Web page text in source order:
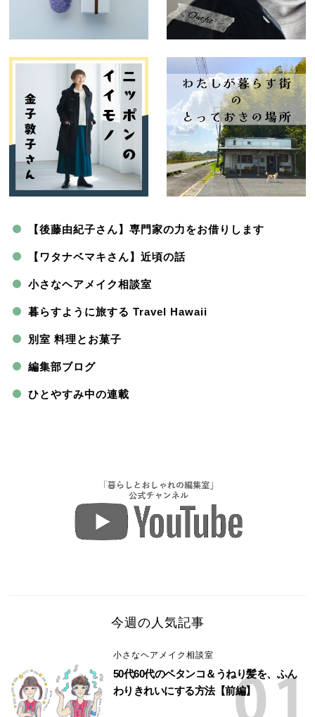
【後藤由紀子さん】専門家の力をお借りします
【ワタナベマキさん】近頃の話
小さなヘアメイク相談室
暮らすように旅する Travel Hawaii
別室 料理とお菓子
編集部ブログ
ひとやすみ中の連載
今週の人気記事
小さなヘアメイク相談室
50代60代のペタンコ＆うねり髪を、ふん
わりきれいにする方法【前編】